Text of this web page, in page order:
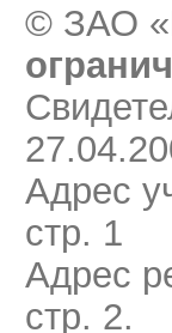
© ЗАО
Адрес
стр. 1
Адрес
стр. 2.